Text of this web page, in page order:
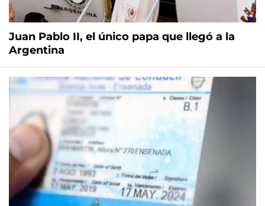
Juan Pablo II, el único papa que llegó a la
Argentina